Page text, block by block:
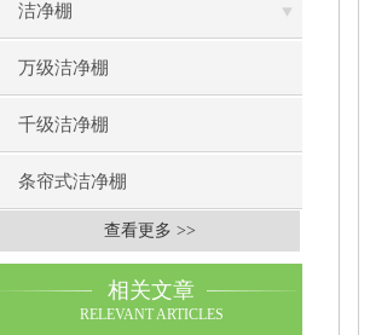
洁净棚
万级洁净棚
千级洁净棚
条帘式洁净棚
查看更多 >>
相关文章
RELEVANT ARTICLES